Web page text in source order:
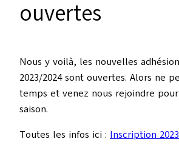
ouvertes
Nous y voilà, les nouvelles
2023/2024 sont ouvertes. Alors ne
temps et venez nous rejoindre
saison.
Toutes les infos ici : Inscription